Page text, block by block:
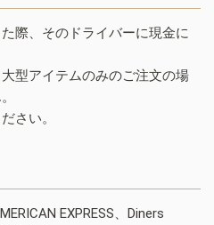
際、そのドライバーに現金に
型アイテムのみのご注文の場
さい。
EXPRESS、Diners